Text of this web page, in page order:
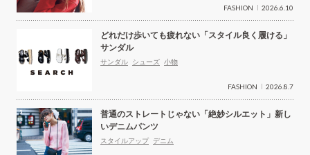
FASHION 2026.6.10
どれだけ歩いても疲れない「スタイル良く履ける」
サンダル
サンダル シューズ 小物
FASHION 2026.8.7
普通のストレートじゃない「絶妙シルエット」新し
いデニムパンツ
スタイルアップ デニム